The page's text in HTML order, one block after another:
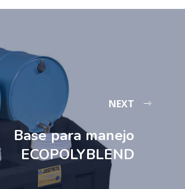
NEXT
Base para manejo
ECOPOLYBLEND